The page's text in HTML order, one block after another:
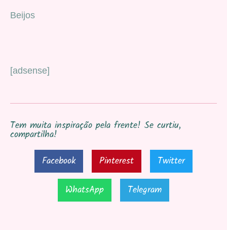
Beijos
[adsense]
Tem muita inspiração pela frente! Se curtiu,
compartilha!
Facebook
Pinterest
Twitter
WhatsApp
Telegram